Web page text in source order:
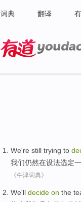
词典 翻译
We're still trying to
我们仍然在设法选定
《牛津词典》
We'll decide on the